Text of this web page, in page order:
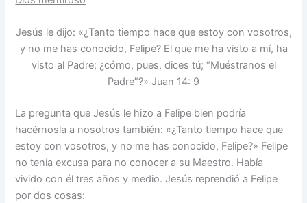
Jesús le dijo: «¿Tanto tiempo hace que estoy con vosotros,
y no me has conocido, Felipe? El que me ha visto a mí, ha
visto al Padre; ¿cómo, pues, dices tú; “Muéstranos el
Padre”?» Juan 14: 9
La pregunta que Jesús le hizo a Felipe bien podría
hacérnosla a nosotros también: «¿Tanto tiempo hace que
estoy con vosotros, y no me has conocido, Felipe?» Felipe
no tenía excusa para no conocer a su Maestro. Había
vivido con él tres años y medio. Jesús reprendió a Felipe
por dos cosas: